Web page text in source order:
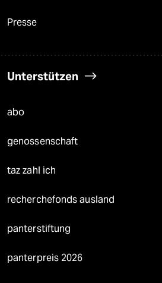
Presse
Unterstützen
abo
genossenschaft
taz zahl ich
recherchefonds ausland
panterstiftung
panterpreis 2026